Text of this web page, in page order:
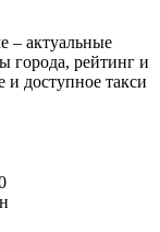
– актуальные
города, рейтинг и
и доступное такси